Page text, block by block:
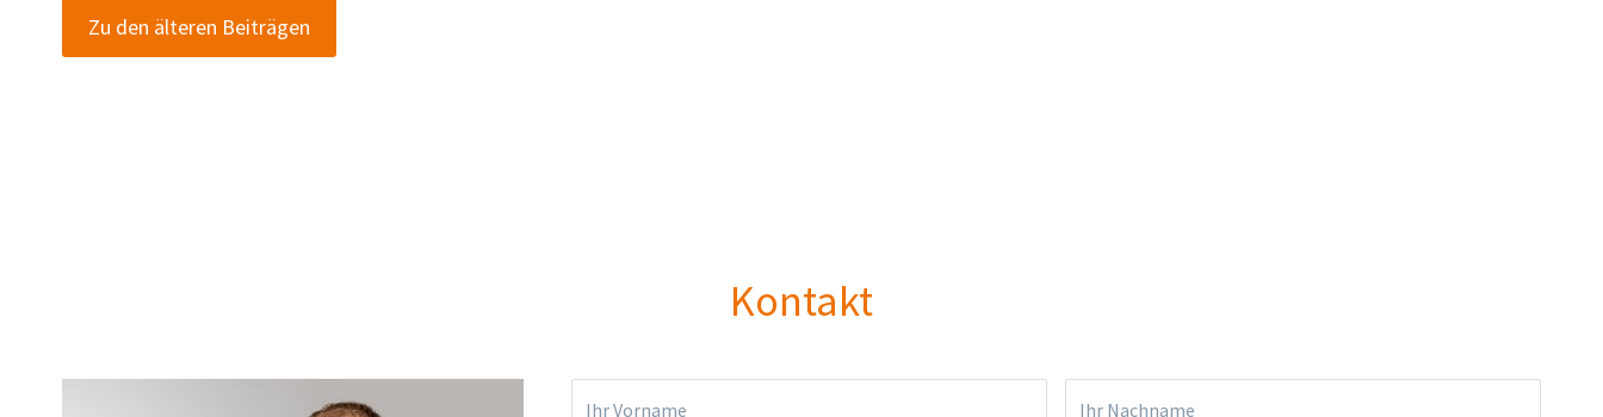
Zu den älteren Beiträgen
Kontakt
Ihr Vorname Ihr Nachname